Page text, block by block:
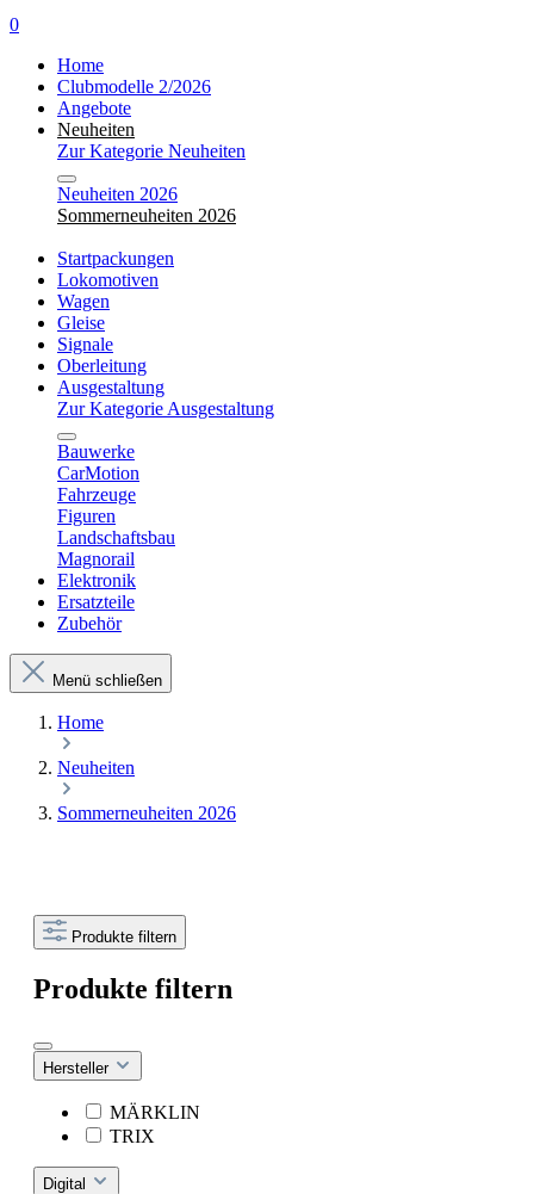
0
Home
Clubmodelle 2/2026
Angebote
Neuheiten
Zur Kategorie Neuheiten
Neuheiten 2026
Sommerneuheiten 2026
Startpackungen
Lokomotiven
Wagen
Gleise
Signale
Oberleitung
Ausgestaltung
Zur Kategorie Ausgestaltung
Bauwerke
CarMotion
Fahrzeuge
Figuren
Landschaftsbau
Magnorail
Elektronik
Ersatzteile
Zubehör
Menü schließen
Home
Neuheiten
Sommerneuheiten 2026
Produkte filtern
Produkte filtern
Hersteller
MÄRKLIN
TRIX
Digital